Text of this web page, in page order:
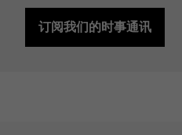
订阅我们的时事通讯